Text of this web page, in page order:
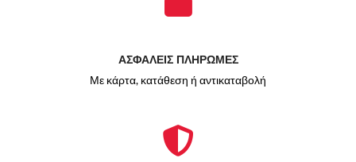
ΑΣΦΑΛΕΙΣ ΠΛΗΡΩΜΕΣ
Με κάρτα, κατάθεση ή αντικαταβολή